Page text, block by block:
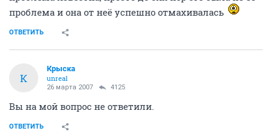
проблема и она от неё успешно отмахивалась
ОТВЕТИТЬ
К
Крыска
unreal
26 марта 2007 4125
Вы на мой вопрос не ответили.
ОТВЕТИТЬ